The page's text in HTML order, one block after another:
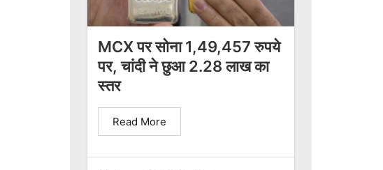
MCX पर सोना 1,49,457 रुपये
पर, चांदी ने छुआ 2.28 लाख का
स्तर
Read More